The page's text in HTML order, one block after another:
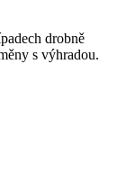
drobně
s výhradou.